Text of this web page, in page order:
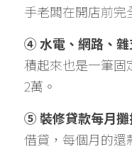
手老闆在開店前完
④ 水電、網路、雜
積起來也是一筆固
2萬。
⑤ 裝修貸款每月攤
借貸，每個月的還